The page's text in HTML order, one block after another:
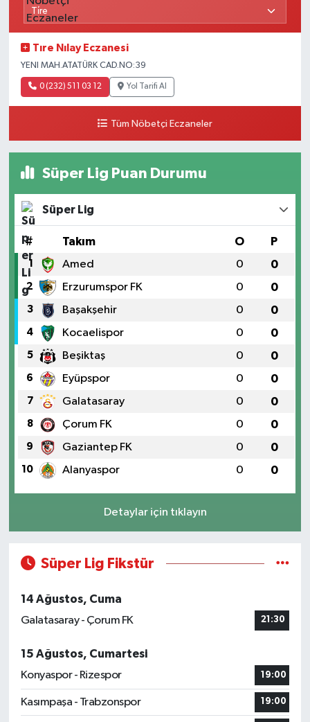
Tıre Nılay Eczanesi
YENI MAH.ATATÜRK CAD.NO:39
0 (232) 511 03 12 Yol Tarifi Al
Tüm Nöbetçi Eczaneler
Süper Lig Puan Durumu
Süper Lig
# Takım O P
1 Amed 0 0
2 Erzurumspor FK 0 0
3 Başakşehir 0 0
4 Kocaelispor 0 0
5 Beşiktaş 0 0
6 Eyüpspor 0 0
7 Galatasaray 0 0
8 Çorum FK 0 0
9 Gaziantep FK 0 0
10 Alanyaspor 0 0
Detaylar için tıklayın
Süper Lig Fikstür
14 Ağustos, Cuma
Galatasaray - Çorum FK
21:30
15 Ağustos, Cumartesi
Konyaspor - Rizespor
19:00
Kasımpaşa - Trabzonspor 19:00